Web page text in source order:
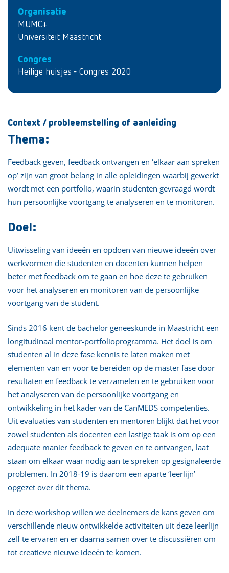
Organisatie
MUMC+
Universiteit Maastricht
Congres
Heilige huisjes - Congres 2020
Context / probleemstelling of aanleiding
Thema:
Feedback geven, feedback ontvangen en ‘elkaar aan spreken
op’ zijn van groot belang in alle opleidingen waarbij gewerkt
wordt met een portfolio, waarin studenten gevraagd wordt
hun persoonlijke voortgang te analyseren en te monitoren.
Doel:
Uitwisseling van ideeën en opdoen van nieuwe ideeën over
werkvormen die studenten en docenten kunnen helpen
beter met feedback om te gaan en hoe deze te gebruiken
voor het analyseren en monitoren van de persoonlijke
voortgang van de student.
Sinds 2016 kent de bachelor geneeskunde in Maastricht een
longitudinaal mentor-portfolioprogramma. Het doel is om
studenten al in deze fase kennis te laten maken met
elementen van en voor te bereiden op de master fase door
resultaten en feedback te verzamelen en te gebruiken voor
het analyseren van de persoonlijke voortgang en
ontwikkeling in het kader van de CanMEDS competenties.
Uit evaluaties van studenten en mentoren blijkt dat het voor
zowel studenten als docenten een lastige taak is om op een
adequate manier feedback te geven en te ontvangen, laat
staan om elkaar waar nodig aan te spreken op gesignaleerde
problemen. In 2018-19 is daarom een aparte ‘leerlijn’
opgezet over dit thema.
In deze workshop willen we deelnemers de kans geven om
verschillende nieuw ontwikkelde activiteiten uit deze leerlijn
zelf te ervaren en er daarna samen over te discussiëren om
tot creatieve nieuwe ideeën te komen.